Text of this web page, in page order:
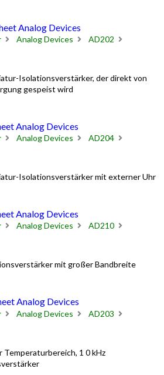
Analog Devices
Analog Devices
AD202
Isolationsverstärker, der direkt von
gespeist wird
Analog Devices
Analog Devices
AD204
Isolationsverstärker mit externer Uhr
Analog Devices
Analog Devices
AD210
mit großer Bandbreite
Analog Devices
Analog Devices
AD203
Temperaturbereich, 1 0 kHz